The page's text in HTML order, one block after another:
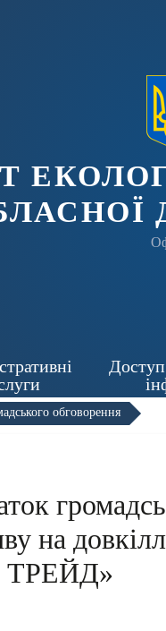
обговорення
на
ТРЕЙД»